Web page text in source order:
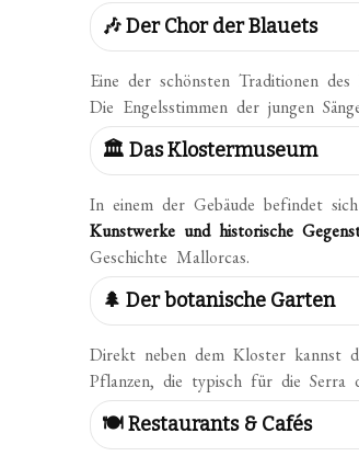
🎶 Der Chor der Blauets
Eine der schönsten Traditionen
Die Engelsstimmen der jungen
🏛️ Das Klostermuseum
In einem der Gebäude befindet
Kunstwerke und historische
Geschichte Mallorcas.
🌲 Der botanische Garten
Direkt neben dem Kloster kannst
Pflanzen, die typisch für die Serra
🍽️ Restaurants & Cafés